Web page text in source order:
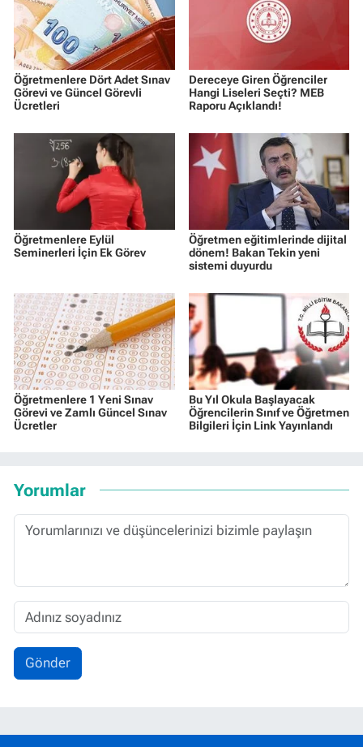
Öğretmenlere Dört Adet Sınav
Görevi ve Güncel Görevli
Ücretleri
Dereceye Giren Öğrenciler
Hangi Liseleri Seçti? MEB
Raporu Açıklandı!
Öğretmenlere Eylül
Seminerleri İçin Ek Görev
Öğretmen eğitimlerinde dijital
dönem! Bakan Tekin yeni
sistemi duyurdu
Öğretmenlere 1 Yeni Sınav
Görevi ve Zamlı Güncel Sınav
Ücretler
Bu Yıl Okula Başlayacak
Öğrencilerin Sınıf ve Öğretmen
Bilgileri İçin Link Yayınlandı
Yorumlar
Gönder